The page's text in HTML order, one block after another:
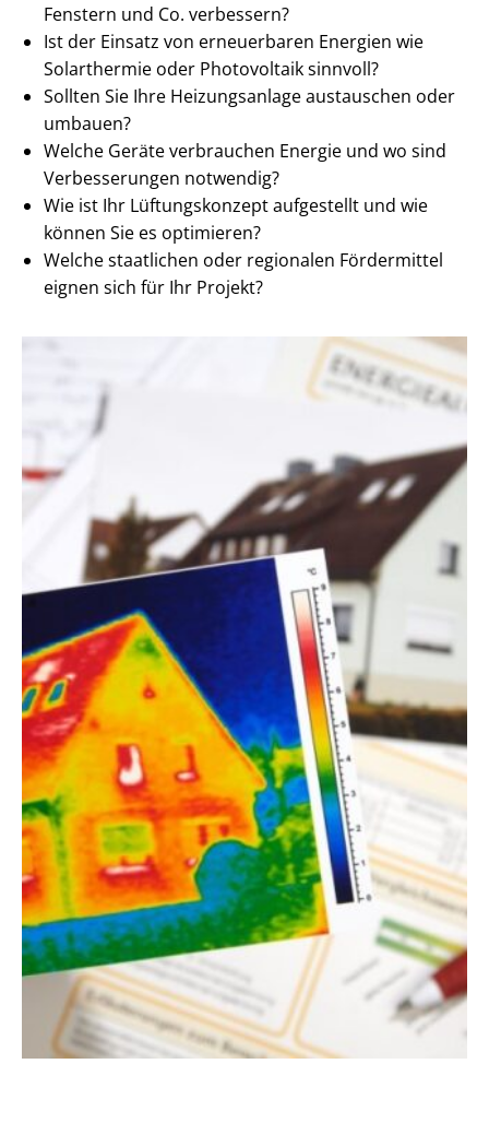
Fenstern und Co. verbessern?
Ist der Einsatz von erneuerbaren Energien wie
Solarthermie oder Photovoltaik sinnvoll?
Sollten Sie Ihre Heizungsanlage austauschen oder
umbauen?
Welche Geräte verbrauchen Energie und wo sind
Verbesserungen notwendig?
Wie ist Ihr Lüftungskonzept aufgestellt und wie
können Sie es optimieren?
Welche staatlichen oder regionalen Fördermittel
eignen sich für Ihr Projekt?